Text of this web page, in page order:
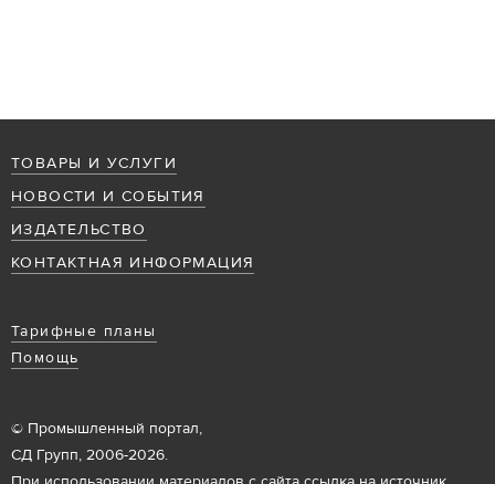
ТОВАРЫ И УСЛУГИ
НОВОСТИ И СОБЫТИЯ
ИЗДАТЕЛЬСТВО
КОНТАКТНАЯ ИНФОРМАЦИЯ
Тарифные планы
Помощь
© Промышленный портал,
СД Групп, 2006-2026.